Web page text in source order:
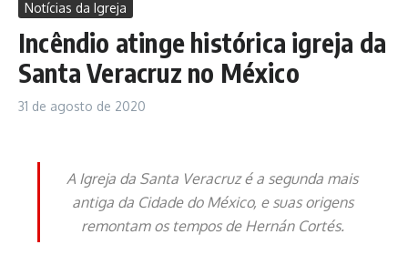
Notícias da Igreja
Incêndio atinge histórica igreja da
Santa Veracruz no México
31 de agosto de 2020
A Igreja da Santa Veracruz é a segunda mais
antiga da Cidade do México, e suas origens
remontam os tempos de Hernán Cortés.